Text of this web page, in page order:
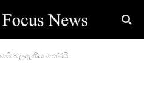
බලඇණිය තෝරයි